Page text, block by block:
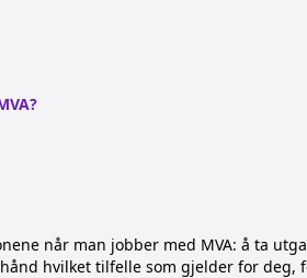
når man jobber med MVA: å ta
hvilket tilfelle som gjelder for